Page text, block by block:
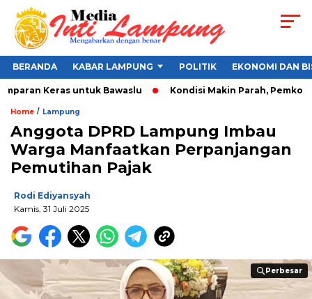
BERANDA KABAR LAMPUNG POLITIK EKONOMI DAN
Keras untuk Bawaslu Kondisi Makin Parah, Pemkot
Home / Lampung
Anggota DPRD Lampung Imbau
Warga Manfaatkan Perpanjangan
Pemutihan Pajak
Rodi Ediyansyah
Kamis, 31 Juli 2025
Perbesar
Perbesar